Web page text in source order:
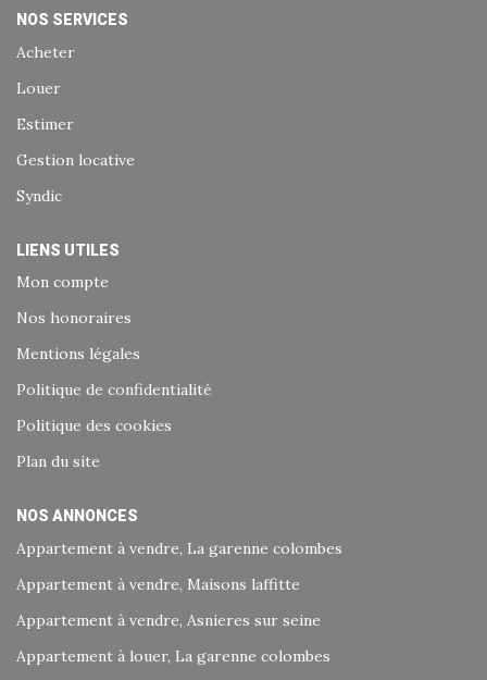
Extranet Syndic Et Gestion Locative
NOS SERVICES
Acheter
Louer
Estimer
Gestion locative
Syndic
LIENS UTILES
Mon compte
Nos honoraires
Mentions légales
Politique de confidentialité
Politique des cookies
Plan du site
NOS ANNONCES
Appartement à vendre, La garenne colombes
Appartement à vendre, Maisons laffitte
Appartement à vendre, Asnieres sur seine
Appartement à louer, La garenne colombes